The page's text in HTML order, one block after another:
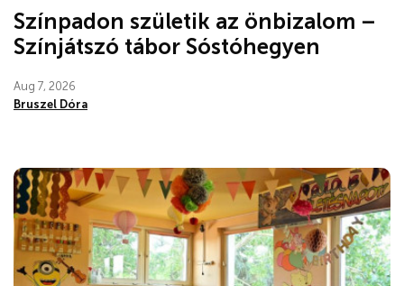
Színpadon születik az önbizalom –
Színjátszó tábor Sóstóhegyen
Aug 7, 2026
Bruszel Dóra